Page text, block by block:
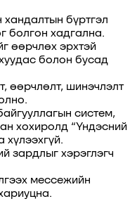
хандалтын бүртгэл
болгон хадгална.
өөрчлөх эрхтэй
болон бусад
өөрчлөлт, шинэчлэлт
систем,
хохиролд “Үндэсний
хүлээхгүй.
зардлыг хэрэглэгч
мессежийн